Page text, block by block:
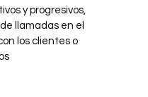
y progresivos,
llamadas en el
los clientes o